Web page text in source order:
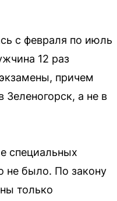
с февраля по июль
12 раз
причем
Зеленогорск, а не в
специальных
не было. По закону
только